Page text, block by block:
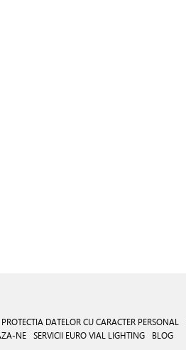
PROTECTIA DATELOR CU CARACTER PERSONAL
NE SERVICII EURO VIAL LIGHTING BLOG